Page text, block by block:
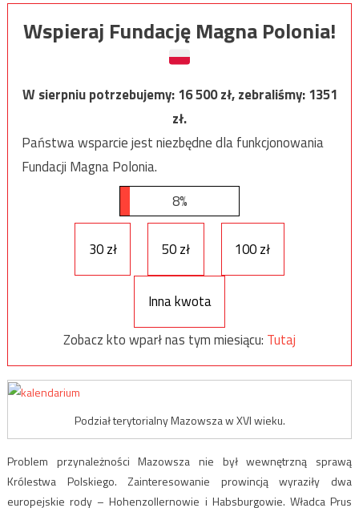
Wspieraj Fundację Magna Polonia!
W sierpniu potrzebujemy:16 500zł, zebraliśmy:1351
zł.
Państwa wsparcie jest niezbędne dla funkcjonowania
Fundacji Magna Polonia.
8%
30 zł 50 zł 100 zł
Inna kwota
Zobacz kto wparł nas tym miesiącu: Tutaj
Podział terytorialny Mazowsza w XVI wieku.
Problem przynależności Mazowsza nie był wewnętrzną sprawą
Królestwa Polskiego. Zainteresowanie prowincją wyraziły dwa
europejskie rody – Hohenzollernowie i Habsburgowie. Władca Prus